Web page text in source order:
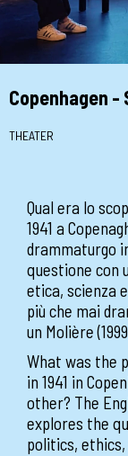
Copenhagen -
THEATER
Qual era lo
1941 a
drammaturgo
questione con
etica, scienza
più che mai
un Molière
What was the
in 1941 in
other? The
explores the
politics,